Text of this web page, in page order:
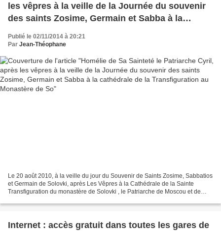
les vêpres à la veille de la Journée du souvenir
des saints Zosime, Germain et Sabba à la
de So
Publié le 02/11/2014 à 20:21
Par Jean-Théophane
Le 20 août 2010, à la veille du jour du Souvenir de Saints Zosime, Sabbatios
et Germain de Solovki, après Les Vêpres à la Cathédrale de la Sainte
Transfiguration du monastère de Solovki , le Patriarche de Moscou et de
Internet : accès gratuit dans toutes les gares de